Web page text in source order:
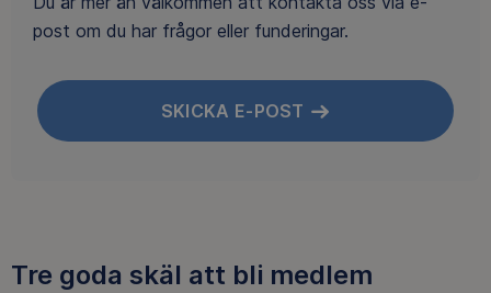
post om du har frågor eller funderingar.
SKICKA E-POST
Tre goda skäl att bli medlem